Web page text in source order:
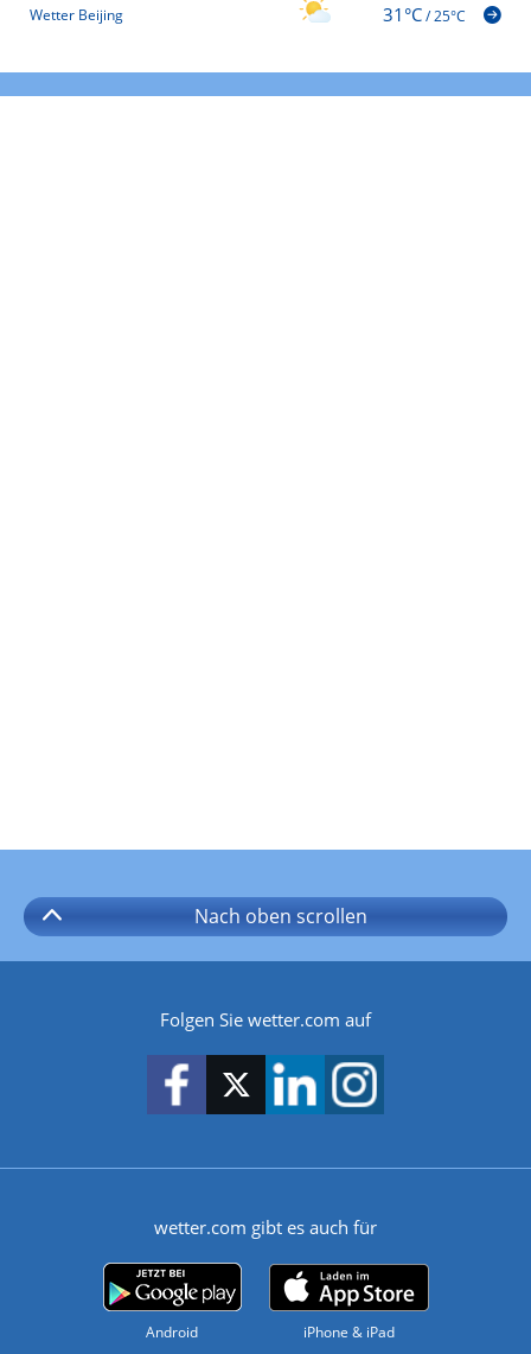
Wetter Beijing 31°C/25°C
Nach oben scrollen
Folgen Sie wetter.com auf
wetter.com gibt es auch für
Android iPhone & iPad